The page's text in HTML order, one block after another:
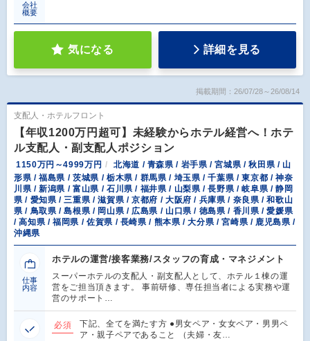
会社
概要
気になる 詳細を見る
掲載期間：26/07/28～26/08/14
支配人・ホテルフロント
【年収1200万円超可】未経験からホテル経営へ！ホテ
ル支配人・副支配人ポジション
1150万円～4999万円
北海道 / 青森県 / 岩手県 / 宮城県 / 秋田県 / 山
形県 / 福島県 / 茨城県 / 栃木県 / 群馬県 / 埼玉県 / 千葉県 / 東京都 / 神奈
川県 / 新潟県 / 富山県 / 石川県 / 福井県 / 山梨県 / 長野県 / 岐阜県 / 静岡
県 / 愛知県 / 三重県 / 滋賀県 / 京都府 / 大阪府 / 兵庫県 / 奈良県 / 和歌山
県 / 鳥取県 / 島根県 / 岡山県 / 広島県 / 山口県 / 徳島県 / 香川県 / 愛媛県
/ 高知県 / 福岡県 / 佐賀県 / 長崎県 / 熊本県 / 大分県 / 宮崎県 / 鹿児島県 /
沖縄県
仕事
内容
ホテルの運営/接客業務/スタッフの育成・マネジメント
スーパーホテルの支配人・副支配人として、ホテル１棟の運
営をご担当頂きます。 事前研修、専任担当者による実務や運
営のサポート…
必須
下記、全てを満たす方 ●男女ペア・女女ペア・男男ペ
ア・親子ペアであること （夫婦・友…